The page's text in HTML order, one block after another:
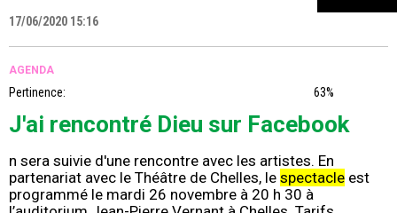
17/06/2020 15:16
AGENDA
Pertinence: 63%
J'ai rencontré Dieu sur Facebook
n sera suivie d'une rencontre avec les artistes. En
partenariat avec le Théâtre de Chelles, le spectacle est
programmé le mardi 26 novembre à 20 h 30 à